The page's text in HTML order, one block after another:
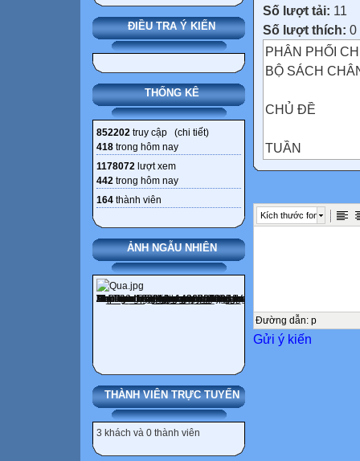
ĐIỀU TRA Ý KIẾN
THỐNG KÊ
852202 truy cập (chi tiết)
418 trong hôm nay
1178072 lượt xem
442 trong hôm nay
164 thành viên
ẢNH NGẪU NHIÊN
THÀNH VIÊN TRỰC TUYẾN
3 khách và 0 thành viên
Số lượt tải: 11
Số lượt thích: 0
PHÂN PHỐI
BỘ SÁCH
CHỦ ĐỀ
TUẦN
- Khám phá:
TRƢỜNG
Kích thước font
Đường dẫn: p
Gửi ý kiến